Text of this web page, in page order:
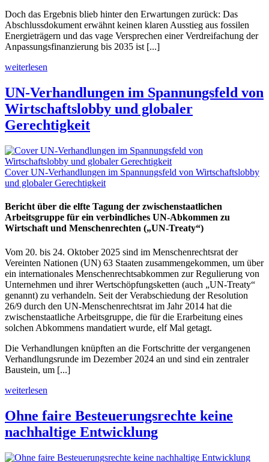
Doch das Ergebnis blieb hinter den Erwartungen zurück: Das
Abschlussdokument erwähnt keinen klaren Ausstieg aus fossilen
Energieträgern und das vage Versprechen einer Verdreifachung der
Anpassungsfinanzierung bis 2035 ist [...]
weiterlesen
UN-Verhandlungen im Spannungsfeld von
Wirtschaftslobby und globaler
Gerechtigkeit
Cover UN-Verhandlungen im Spannungsfeld von Wirtschaftslobby
und globaler Gerechtigkeit
Bericht über die elfte Tagung der zwischenstaatlichen
Arbeitsgruppe für ein verbindliches UN-Abkommen zu
Wirtschaft und Menschenrechten („UN-Treaty“)
Vom 20. bis 24. Oktober 2025 sind im Menschenrechtsrat der
Vereinten Nationen (UN) 63 Staaten zusammengekommen, um über
ein internationales Menschenrechtsabkommen zur Regulierung von
Unternehmen und ihrer Wertschöpfungsketten (auch „UN-Treaty“
genannt) zu verhandeln. Seit der Verabschiedung der Resolution
26/9 durch den UN-Menschenrechtsrat im Jahr 2014 hat die
zwischenstaatliche Arbeitsgruppe, die für die Erarbeitung eines
solchen Abkommens mandatiert wurde, elf Mal getagt.
Die Verhandlungen knüpften an die Fortschritte der vergangenen
Verhandlungsrunde im Dezember 2024 an und sind ein zentraler
Baustein, um [...]
weiterlesen
Ohne faire Besteuerungsrechte keine
nachhaltige Entwicklung